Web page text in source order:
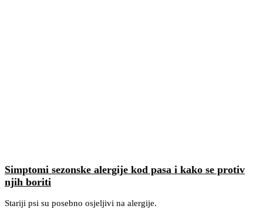
Simptomi sezonske alergije kod pasa i kako se protiv
njih boriti
Stariji psi su posebno osjeljivi na alergije.